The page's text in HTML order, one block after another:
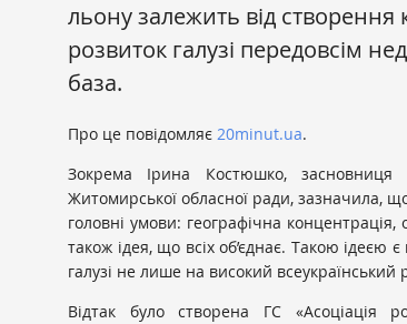
льону залежить від створення
розвиток галузі передовсім
база.
Про це повідомляє 20minut.ua.
Зокрема Ірина Костюшко, засновниця
Житомирської обласної ради, зазначила,
головні умови: географічна концентрація,
також ідея, що всіх об’єднає. Такою ідеєю
галузі не лише на високий
Відтак було створена ГС «Асоціація